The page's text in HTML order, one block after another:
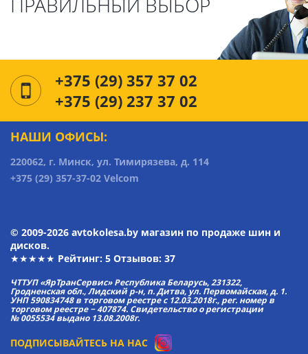
+375 (29) 357 37 02
+375 (29) 237 37 02
НАШИ ОФИСЫ:
220062, г. Минск, ул. Тимирязева, д. 114
+375 (29) 357-37-02 Velcom
© 2009-2026 avtokolesa.by магазин по продаже шин и
дисков.
★★★★★ Рейтинг: 5 Отзывов: 37
ЧТТУП «ЯрТранСервис» Республика Беларусь, 231322,
Гродненская обл., Лидский р-н, п. Дитва, ул. Первомайская, д. 1.
УНП 590834748 в торговом реестре с 12.03.2018г., рег. номер в
торговом реестре − 407874. Свидетельство о регистрации
№ 0055534 выдано 13.08.2008г.
ПОДПИСЫВАЙТЕСЬ НА НАС